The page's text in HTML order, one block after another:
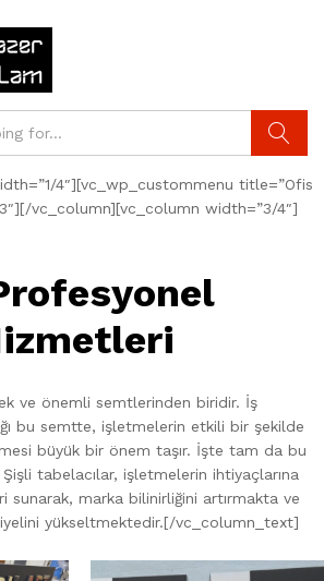
Search
4″][vc_wp_custommenu title=”Ofis
vc_column][vc_column width=”3/4″]
ve önemli semtlerinden biridir. İş
bu semtte, işletmelerin etkili bir şekilde
büyük bir önem taşır. İşte tam da bu
tabelacılar, işletmelerin ihtiyaçlarına
sunarak, marka bilinirliğini artırmakta ve
yükseltmektedir.[/vc_column_text]